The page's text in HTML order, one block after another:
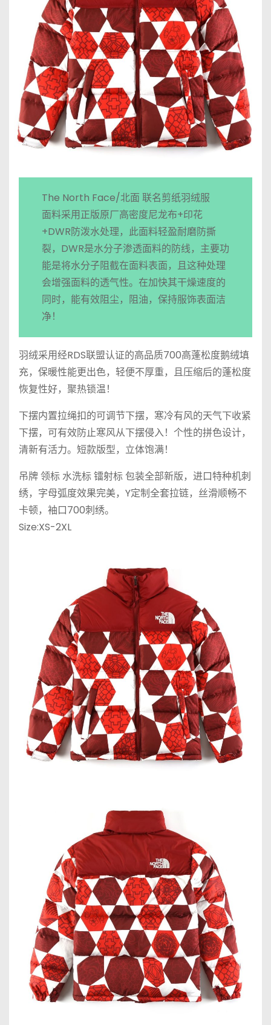
The North Face/北面 联名剪纸羽绒服
面料采用正版原厂高密度尼龙布+印花
+DWR防泼水处理，此面料轻盈耐磨防撕
裂，DWR是水分子渗透面料的防线，主要功
能是将水分子阻截在面料表面，且这种处理
会增强面料的透气性。在加快其干燥速度的
同时，能有效阻尘，阻油，保持服饰表面洁
净！
羽绒采用经RDS联盟认证的高品质700高蓬松度鹅绒填
充，保暖性能更出色，轻便不厚重，且压缩后的蓬松度
恢复性好，聚热锁温！
下摆内置拉绳扣的可调节下摆，寒冷有风的天气下收紧
下摆，可有效防止寒风从下摆侵入！个性的拼色设计，
清新有活力。短款版型，立体饱满！
吊牌 领标 水洗标 镭射标 包装全部新版，进口特种机刺
绣，字母弧度效果完美，Y定制全套拉链，丝滑顺畅不
卡顿，袖口700刺绣。
Size:XS-2XL